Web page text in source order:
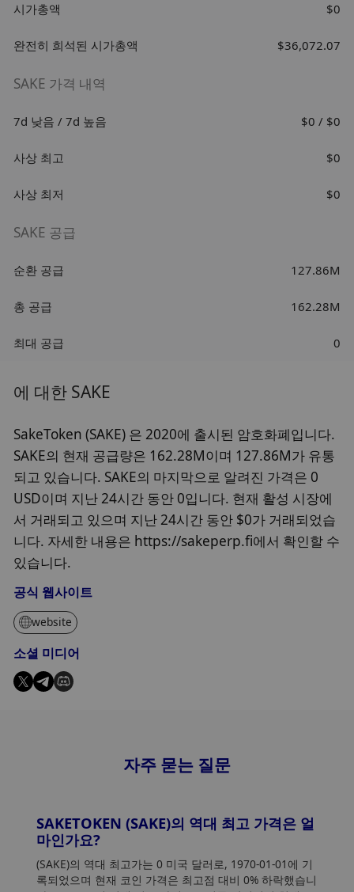
시가총액 $0
완전히 희석된 시가총액 $36,072.07
SAKE 가격 내역
7d 낮음 / 7d 높음 $0 / $0
사상 최고 $0
사상 최저 $0
SAKE 공급
순환 공급 127.86M
총 공급 162.28M
최대 공급 0
에 대한 SAKE
SakeToken (SAKE) 은 2020에 출시된 암호화폐입니다.
SAKE의 현재 공급량은 162.28M이며 127.86M가 유통
되고 있습니다. SAKE의 마지막으로 알려진 가격은 0
USD이며 지난 24시간 동안 0입니다. 현재 활성 시장에
서 거래되고 있으며 지난 24시간 동안 $0가 거래되었습
니다. 자세한 내용은 https://sakeperp.fi에서 확인할 수
있습니다.
공식 웹사이트
website
소셜 미디어
자주 묻는 질문
SAKETOKEN (SAKE)의 역대 최고 가격은 얼
마인가요?
(SAKE)의 역대 최고가는 0 미국 달러로, 1970-01-01에 기
록되었으며 현재 코인 가격은 최고점 대비 0% 하락했습니